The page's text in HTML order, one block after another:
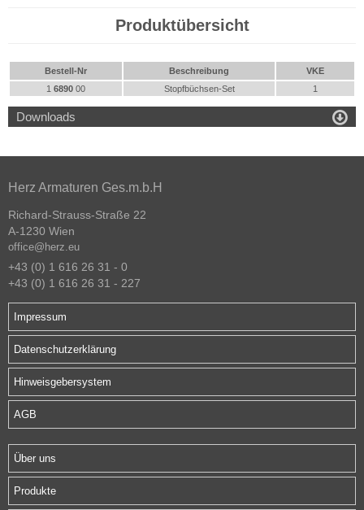
Produktübersicht
Bestell-Nr Beschreibung
VKE
1 6890 00 Stopfbüchsen-Set 1
Downloads 
Herz Armaturen Ges.m.b.H
Richard-Strauss-Straße 22
A-1230 Wien
office@herz.eu
+43 (0) 1 616 26 31 - 0
+43 (0) 1 616 26 31 - 227
Impressum
Datenschutzerklärung
Hinweisgebersystem
AGB
Über uns
Produkte